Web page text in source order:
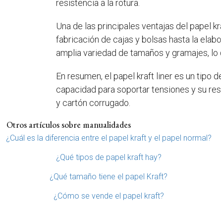
resistencia a la rotura.
Una de las principales ventajas del papel
fabricación de cajas y bolsas hasta la
amplia variedad de tamaños y gramajes,
En resumen, el papel kraft liner es un tipo
capacidad para soportar tensiones y su
y cartón corrugado.
Otros artículos sobre manualidades
¿Cuál es la diferencia entre el papel kraft y el papel normal?
¿Qué tipos de papel kraft hay?
¿Qué tamaño tiene el papel Kraft?
¿Cómo se vende el papel kraft?